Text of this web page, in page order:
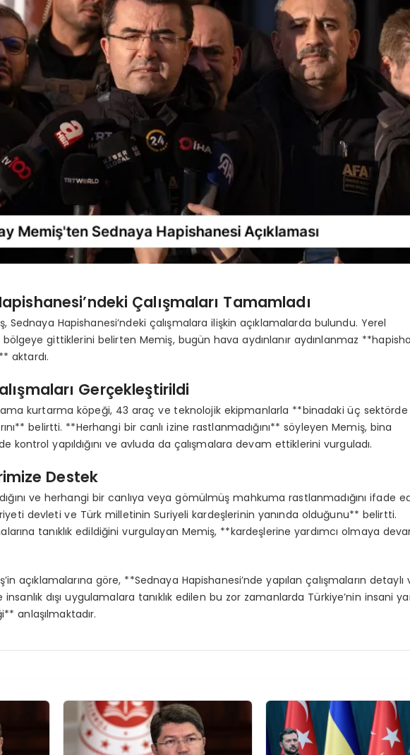
Çalışmaları Tamamladı
Sednaya Hapishanesi’ndeki çalışmalara ilişkin açıklamalarda bulundu. Yerel
gittiklerini belirten Memiş, bugün hava aydınlanır aydınlanmaz
aktardı.
Gerçekleştirildi
kurtarma köpeği, 43 araç ve teknolojik ekipmanlarla **binadaki üç sektörde
belirtti. **Herhangi bir canlı izine rastlanmadığını** söyleyen Memiş, bina
kontrol yapıldığını ve avluda da çalışmalara devam ettiklerini vurguladı.
Destek
ve herhangi bir canlıya veya gömülmüş mahkuma rastlanmadığını ifade
devleti ve Türk milletinin Suriyeli kardeşlerinin yanında olduğunu** belirtti.
tanıklık edildiğini vurgulayan Memiş, **kardeşlerine yardımcı olmaya
açıklamalarına göre, **Sednaya Hapishanesi’nde yapılan çalışmaların detaylı
dışı uygulamalara tanıklık edilen bu zor zamanlarda Türkiye’nin insani
anlaşılmaktadır.